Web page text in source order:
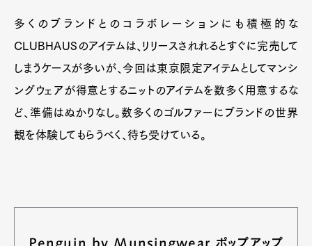
多くのブランドとのコラボレーションにも積極的な
CLUBHAUSのアイテムは、リリースされれるとすぐに完売して
しまうケースが多いが、今回は東京限定アイテムとしてマンシ
ングウェアが得意とするニットのアイテムを数多く用意するな
ど、準備はぬかりなし。数多くのゴルファーにブランドの世界
観を体験してもらうべく、待ち受けている。
Penguin by Munsingwear ポップアップ